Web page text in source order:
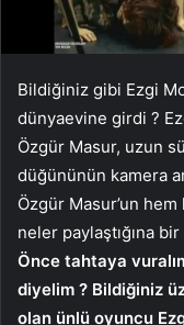
Bildiğiniz gibi Ezgi
dünyaevine girdi ?
Özgür Masur, uzun
düğününün kamera
Özgür Masur’un
neler paylaştığına bir
Önce tahtaya
diyelim ? Bildiğiniz
olan ünlü oyuncu